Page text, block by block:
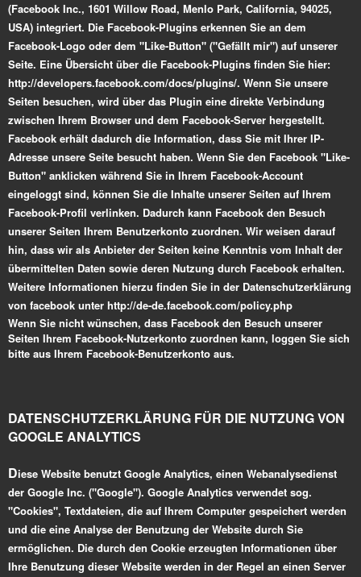
(Facebook Inc., 1601 Willow Road, Menlo Park, California, 94025,
USA) integriert. Die Facebook-Plugins erkennen Sie an dem
Facebook-Logo oder dem "Like-Button" ("Gefällt mir") auf unserer
Seite. Eine Übersicht über die Facebook-Plugins finden Sie hier:
http://developers.facebook.com/docs/plugins/. Wenn Sie unsere
Seiten besuchen, wird über das Plugin eine direkte Verbindung
zwischen Ihrem Browser und dem Facebook-Server hergestellt.
Facebook erhält dadurch die Information, dass Sie mit Ihrer IP-
Adresse unsere Seite besucht haben. Wenn Sie den Facebook "Like-
Button" anklicken während Sie in Ihrem Facebook-Account
eingeloggt sind, können Sie die Inhalte unserer Seiten auf Ihrem
Facebook-Profil verlinken. Dadurch kann Facebook den Besuch
unserer Seiten Ihrem Benutzerkonto zuordnen. Wir weisen darauf
hin, dass wir als Anbieter der Seiten keine Kenntnis vom Inhalt der
übermittelten Daten sowie deren Nutzung durch Facebook erhalten.
Weitere Informationen hierzu finden Sie in der Datenschutzerklärung
von facebook unter http://de-de.facebook.com/policy.php
Wenn Sie nicht wünschen, dass Facebook den Besuch unserer
Seiten Ihrem Facebook-Nutzerkonto zuordnen kann, loggen Sie sich
bitte aus Ihrem Facebook-Benutzerkonto aus.
DATENSCHUTZERKLÄRUNG FÜR DIE NUTZUNG VON
GOOGLE ANALYTICS
Diese Website benutzt Google Analytics, einen Webanalysedienst
der Google Inc. ("Google"). Google Analytics verwendet sog.
"Cookies", Textdateien, die auf Ihrem Computer gespeichert werden
und die eine Analyse der Benutzung der Website durch Sie
ermöglichen. Die durch den Cookie erzeugten Informationen über
Ihre Benutzung dieser Website werden in der Regel an einen Server